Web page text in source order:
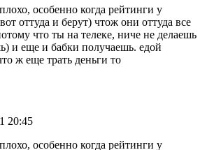
особенно когда рейтинги у
оттуда и берут) чтож они оттуда все
что ты на телеке, ниче не делаешь
и еще и бабки получаешь. едой
ж еще трать деньги то
20:45
особенно когда рейтинги у